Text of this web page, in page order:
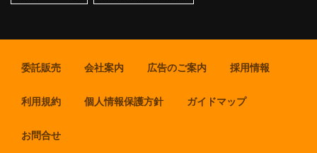
委託販売 会社案内 広告のご案内 採用情報
利用規約 個人情報保護方針 ガイドマップ
お問合せ